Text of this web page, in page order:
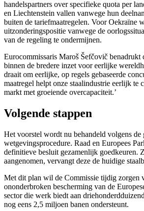
handelspartners over specifieke quota per
en Liechtenstein vallen vanwege hun
buiten de tariefmaatregelen. Voor Oekraïne
uitzonderingspositie vanwege de
van de regeling te ondermijnen.
Eurocommissaris Maroš Šefčovič benadrukt
binnen de bredere inzet voor eerlijke
draait om eerlijke, op regels gebaseerde
maatregel helpt onze staalindustrie eerlijk te
markt met groeiende overcapaciteit.’
Volgende stappen
Het voorstel wordt nu behandeld volgens de
wetgevingsprocedure. Raad en Europees
definitieve besluit gezamenlijk goedkeuren.
aangenomen, vervangt deze de huidige
Met dit plan wil de Commissie tijdig zorgen
ononderbroken bescherming van de
sector die werk biedt aan
nog eens 2,5 miljoen banen ondersteunt.